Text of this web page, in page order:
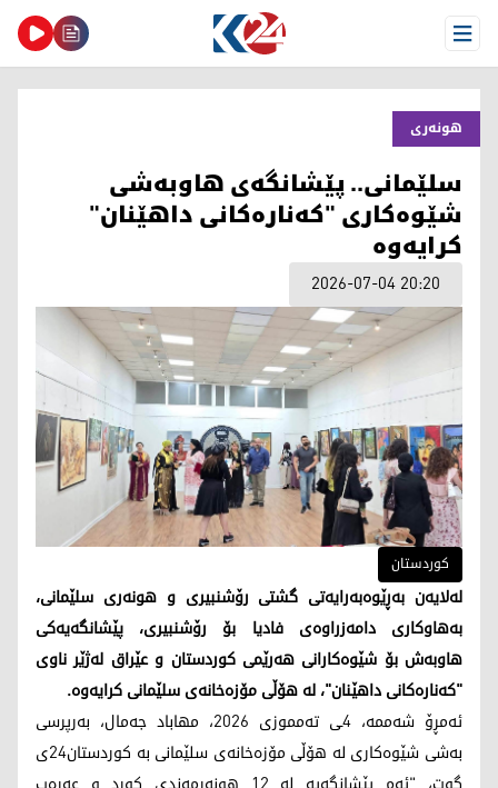
Open Menu
هونەری
سلێمانی.. پێشانگەی هاوبەشی
شێوەکاری "کەنارەکانی داهێنان"
کرایەوە
2026-07-04 20:20
کوردستان
لەلایەن بەڕێوەبەرایەتی گشتی رۆشنبیری و هونەری سلێمانی،
بەهاوکاری دامەزراوەی فادیا بۆ رۆشنبیری، پێشانگەیەکی
هاوبەش بۆ شێوەکارانی هەرێمی کوردستان و عێراق لەژێر ناوی
"کەنارەکانی داهێنان"، لە هۆڵی مۆزەخانەی سلێمانی کرایەوە.
ئەمڕۆ شەممە، 4ـی تەمموزی 2026، مهاباد جەمال، بەرپرسی
بەشی شێوەکاری لە هۆڵی مۆزەخانەی سلێمانی بە کوردستان24ی